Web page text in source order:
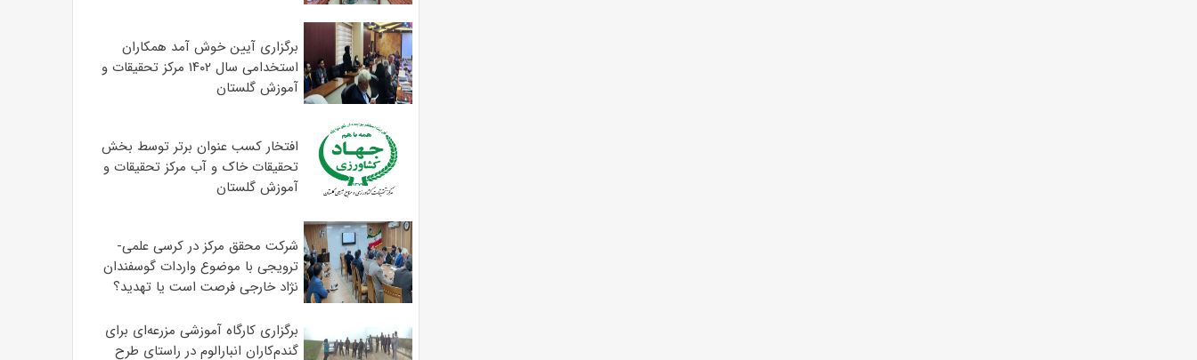
برگزاری آیین خوش آمد همکاران
استخدامی سال ۱۴۰۲ مرکز تحقیقات و
آموزش گلستان
افتخار کسب عنوان برتر توسط بخش
تحقیقات خاک و آب مرکز تحقیقات و
آموزش گلستان
شرکت محقق مرکز در کرسی علمی-
ترویجی با موضوع واردات گوسفندان
نژاد خارجی فرصت است یا تهدید؟
برگزاری کارگاه آموزشی مزرعه‌ای برای
گندم‌کاران انبارالوم در راستای طرح